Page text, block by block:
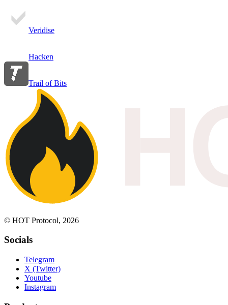
Veridise
Hacken
Trail of Bits
© HOT Protocol, 2026
Socials
Telegram
X (Twitter)
Youtube
Instagram